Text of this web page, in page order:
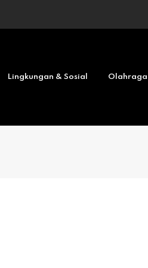
Lingkungan & Sosial Olahraga